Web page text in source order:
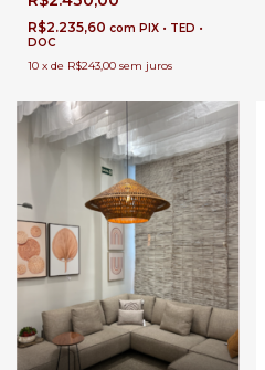
de Estar e Jantar | Linha
Carimbó
R$2.235,60 com PIX • TED •
DOC
10 x de R$243,00 sem juros